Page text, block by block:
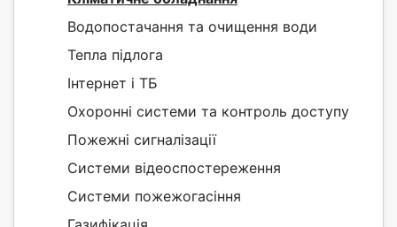
Водопостачання та очищення води
Тепла підлога
Інтернет і ТБ
Охоронні системи та контроль доступу
Пожежні сигналізації
Системи відеоспостереження
Системи пожежогасіння